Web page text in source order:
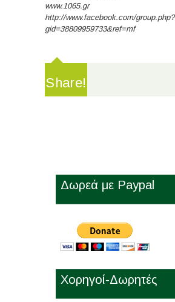
www.1065.gr
http://www.facebook.com/group.php?
gid=38809959733&ref=mf
Share!
Δωρεά με Paypal
Χορηγοί-Δωρητές